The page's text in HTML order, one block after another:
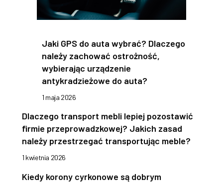
Jaki GPS do auta wybrać? Dlaczego
należy zachować ostrożność,
wybierając urządzenie
antykradzieżowe do auta?
1 maja 2026
Dlaczego transport mebli lepiej pozostawić
firmie przeprowadzkowej? Jakich zasad
należy przestrzegać transportując meble?
1 kwietnia 2026
Kiedy korony cyrkonowe są dobrym